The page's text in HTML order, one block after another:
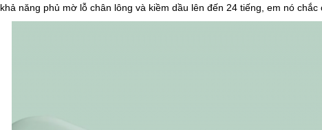
khả năng phủ mờ lỗ chân lông và kiềm dầu lên đến 24 tiếng, em nó chắc